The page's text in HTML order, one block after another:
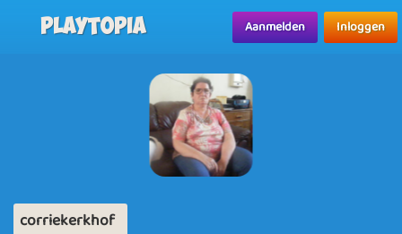
Playtopia Aanmelden Inloggen
corriekerkhof